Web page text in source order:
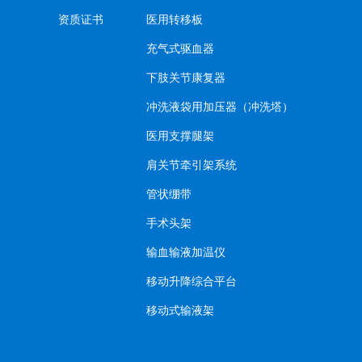
资质证书 医用转移板
充气式驱血器
下肢关节康复器
冲洗液袋用加压器（冲洗塔）
医用支撑腿架
肩关节牵引架系统
管状绷带
手术头架
输血输液加温仪
移动升降综合平台
移动式输液架